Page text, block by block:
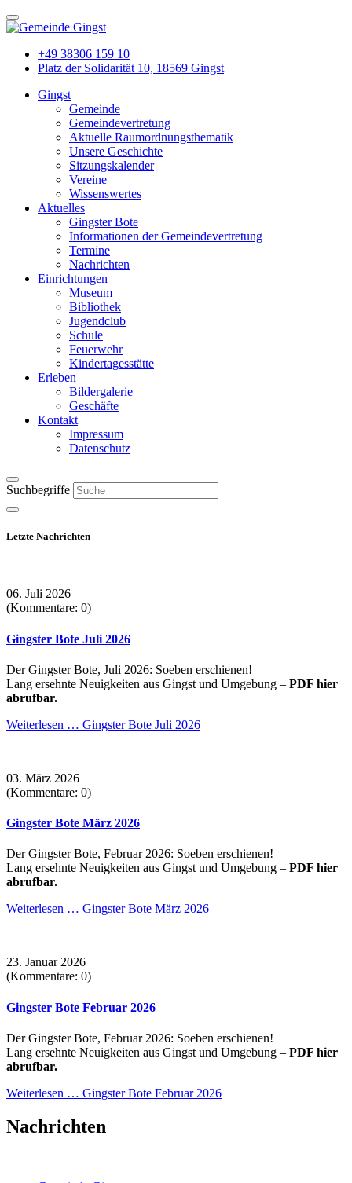
+49 38306 159 10
Platz der Solidarität 10, 18569 Gingst
Gingst
Gemeinde
Gemeindevertretung
Aktuelle Raumordnungsthematik
Unsere Geschichte
Sitzungskalender
Vereine
Wissenswertes
Aktuelles
Gingster Bote
Informationen der Gemeindevertretung
Termine
Nachrichten
Einrichtungen
Museum
Bibliothek
Jugendclub
Schule
Feuerwehr
Kindertagesstätte
Erleben
Bildergalerie
Geschäfte
Kontakt
Impressum
Datenschutz
Suchbegriffe
Letzte Nachrichten
06. Juli 2026
(Kommentare: 0)
Gingster Bote Juli 2026
Der Gingster Bote, Juli 2026: Soeben erschienen!
Lang ersehnte Neuigkeiten aus Gingst und Umgebung – PDF hier
abrufbar.
Weiterlesen … Gingster Bote Juli 2026
03. März 2026
(Kommentare: 0)
Gingster Bote März 2026
Der Gingster Bote, Februar 2026: Soeben erschienen!
Lang ersehnte Neuigkeiten aus Gingst und Umgebung – PDF hier
abrufbar.
Weiterlesen … Gingster Bote März 2026
23. Januar 2026
(Kommentare: 0)
Gingster Bote Februar 2026
Der Gingster Bote, Februar 2026: Soeben erschienen!
Lang ersehnte Neuigkeiten aus Gingst und Umgebung – PDF hier
abrufbar.
Weiterlesen … Gingster Bote Februar 2026
Nachrichten